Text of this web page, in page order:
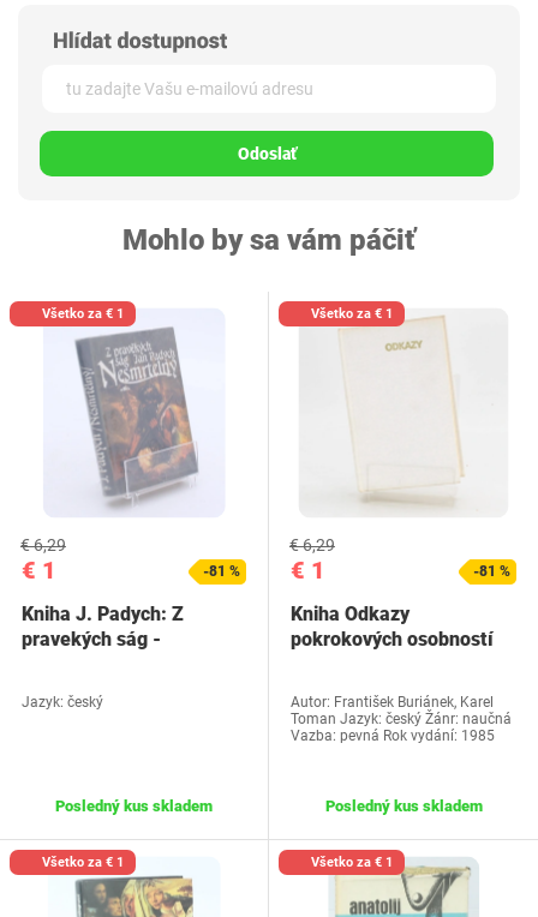
Odoslať
Mohlo by sa vám páčiť
Všetko za € 1
€ 1
€ 6,29
-81 %
Kniha J. Padych: Z
pravekých ság -
Jazyk: český
Posledný kus skladem
Všetko za € 1
€ 1
€ 6,29
-81 %
Kniha Odkazy
pokrokových osobností
Autor: František Buriánek, Karel
Toman Jazyk: český Žánr: naučná
Vazba: pevná Rok vydání: 1985
Posledný kus skladem
Všetko za € 1 Všetko za € 1